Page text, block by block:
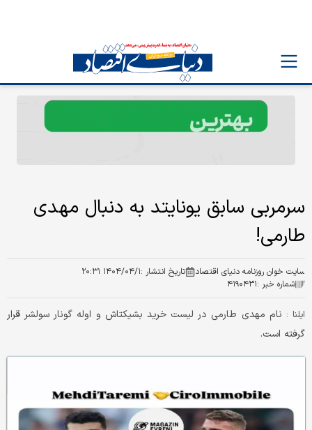
سرمربی سابق یونایتد به دنبال مهدی
طارمی!
سایت خوان روزنامه دنیای اقتصاد تاریخ انتشار :۱۴۰۴/۰۴/۱ ۲۰:۳۱
شماره خبر :۴۱۹۰۴۳۱
ایلنا : نام مهدی طارمی در لیست خرید بشیکتاش و اوله گونار‌ سولشر قرار
گرفته است.